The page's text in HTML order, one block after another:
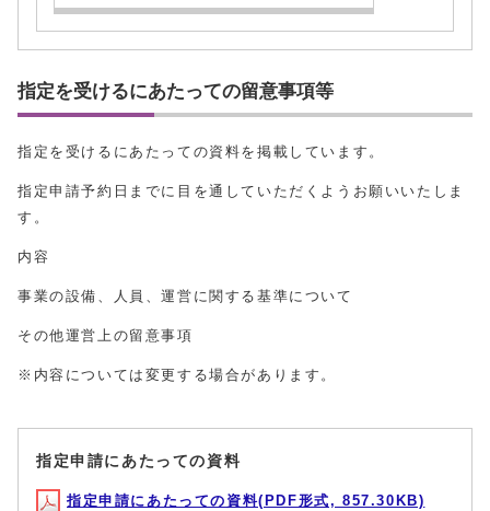
指定を受けるにあたっての留意事項等
指定を受けるにあたっての資料を掲載しています。
指定申請予約日までに目を通していただくようお願いいたしま
す。
内容
事業の設備、人員、運営に関する基準について
その他運営上の留意事項
※内容については変更する場合があります。
指定申請にあたっての資料
指定申請にあたっての資料(PDF形式, 857.30KB)